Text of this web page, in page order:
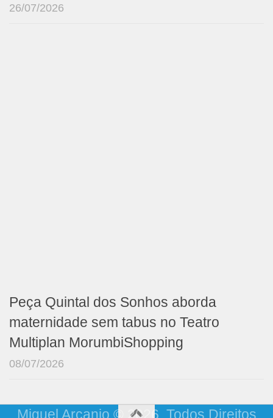
26/07/2026
Peça Quintal dos Sonhos aborda
maternidade sem tabus no Teatro
Multiplan MorumbiShopping
08/07/2026
Miguel Arcanjo © 2026. Todos Direitos